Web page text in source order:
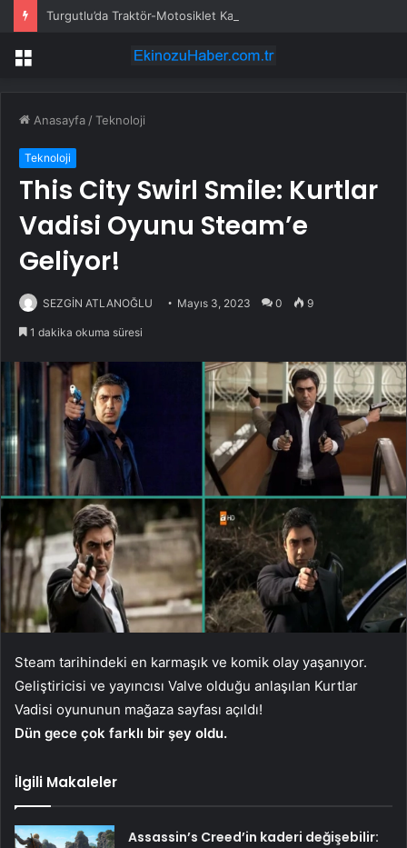
Turgutlu’da Traktör-Motosiklet Kazası
Menü
Anasayfa /Teknoloji
Teknoloji
This City Swirl Smile: Kurtlar
Vadisi Oyunu Steam’e
Geliyor!
SEZGİN ATLANOĞLU Mayıs 3, 2023 0 9
1 dakika okuma süresi
Steam tarihindeki en karmaşık ve komik olay yaşanıyor.
Geliştiricisi ve yayıncısı Valve olduğu anlaşılan Kurtlar
Vadisi oyununun mağaza sayfası açıldı!
Dün gece çok farklı bir şey oldu.
İlgili Makaleler
Assassin’s Creed’in kaderi değişebilir: